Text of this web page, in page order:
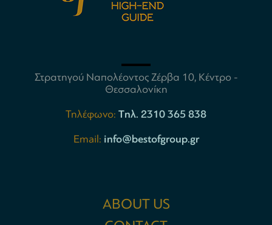
Στρατηγού Ναπολέοντος Ζέρβα 10, Κέντρο -
Θεσσαλονίκη
Τηλέφωνο: Tηλ. 2310 365 838
Email: info@bestofgroup.gr
ABOUT US